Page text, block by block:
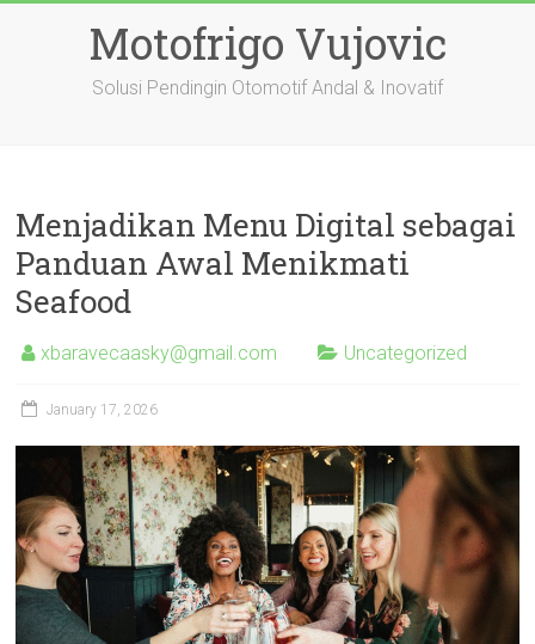
Motofrigo Vujovic
Solusi Pendingin Otomotif Andal & Inovatif
Menjadikan Menu Digital sebagai
Panduan Awal Menikmati
Seafood
xbaravecaasky@gmail.com Uncategorized
January 17, 2026